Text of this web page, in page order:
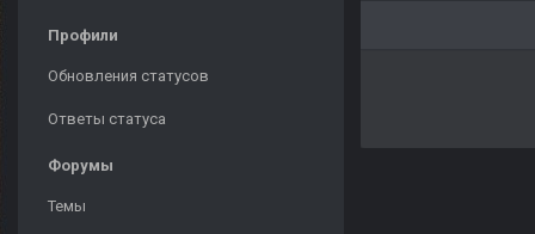
Профили
Обновления статусов
Ответы статуса
Форумы
Темы